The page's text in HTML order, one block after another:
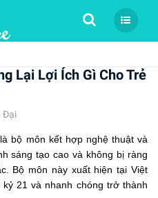
Tìm kiếm
Lại Lợi Ích Gì Cho Trẻ
Đại
bộ môn kết hợp nghệ thuật và
sáng tạo cao và không bị ràng
Bộ môn này xuất hiện tại Việt
21 và nhanh chóng trở thành